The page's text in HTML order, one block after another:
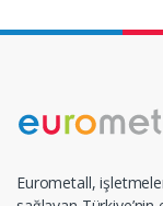
Eurometall,